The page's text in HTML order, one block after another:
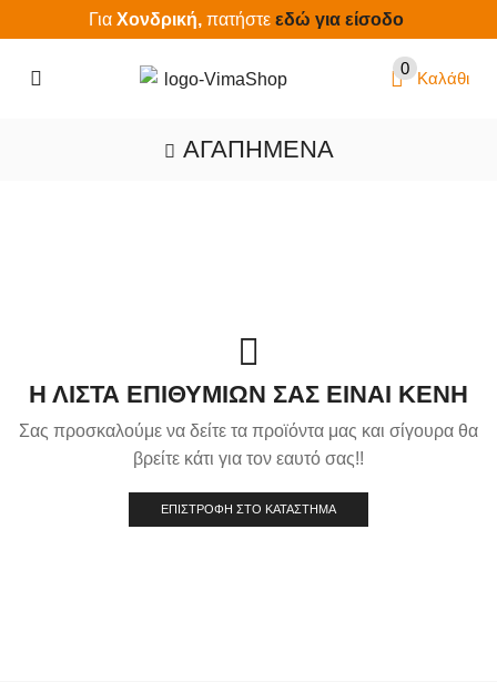
Για Χονδρική, πατήστε εδώ για είσοδο
0
Καλάθι
ΑΓΑΠΗΜΈΝΑ
Η ΛΊΣΤΑ ΕΠΙΘΥΜΙΏΝ ΣΑΣ ΕΊΝΑΙ ΚΕΝΉ
Σας προσκαλούμε να δείτε τα προϊόντα μας και σίγουρα θα
βρείτε κάτι για τον εαυτό σας!!
ΕΠΙΣΤΡΟΦΉ ΣΤΟ ΚΑΤΆΣΤΗΜΑ